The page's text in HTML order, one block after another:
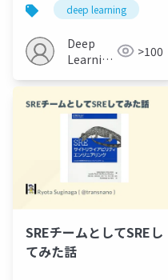
deep learning
Deep
Learning
>100
SREチームとしてSREし
てみた話